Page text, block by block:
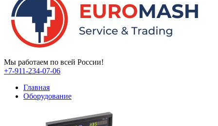
Мы работаем по всей России!
+7-911-234-07-06
Главная
Оборудование